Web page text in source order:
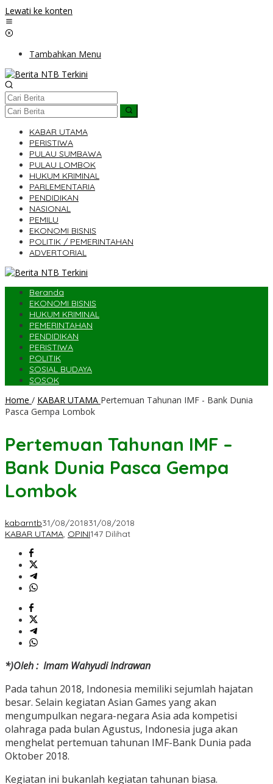
Lewati ke konten
Tambahkan Menu
KABAR UTAMA
PERISTIWA
PULAU SUMBAWA
PULAU LOMBOK
HUKUM KRIMINAL
PARLEMENTARIA
PENDIDIKAN
NASIONAL
PEMILU
EKONOMI BISNIS
POLITIK / PEMERINTAHAN
ADVERTORIAL
Beranda
EKONOMI BISNIS
HUKUM KRIMINAL
PEMERINTAHAN
PENDIDIKAN
PERISTIWA
POLITIK
SOSIAL BUDAYA
SOSOK
Home / KABAR UTAMA Pertemuan Tahunan IMF - Bank Dunia
Pasca Gempa Lombok
Pertemuan Tahunan IMF –
Bank Dunia Pasca Gempa
Lombok
kabarntb31/08/201831/08/2018
KABAR UTAMA, OPINI147 Dilihat
*)Oleh : Imam Wahyudi Indrawan
Pada tahun 2018, Indonesia memiliki sejumlah hajatan
besar. Selain kegiatan Asian Games yang akan
mengumpulkan negara-negara Asia ada kompetisi
olahraga pada bulan Agustus, Indonesia juga akan
menghelat pertemuan tahunan IMF-Bank Dunia pada
Oktober 2018.
Kegiatan ini bukanlah kegiatan tahunan biasa.